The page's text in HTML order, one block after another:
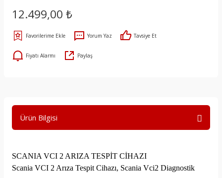
12.499,00 ₺
Yorum Yaz Tavsiye Et
Fiyatı Alarmı Paylaş
Ürün Bilgisi
SCANIA VCI 2 ARIZA TESPİT CİHAZI
Scania VCI 2 Arıza Tespit Cihazı, Scania Vci2 Diagnostik